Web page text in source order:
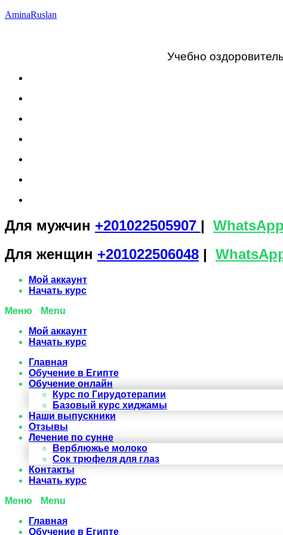
AminaRuslan
Учебно
Для мужчин +201022505907 |
Для женщин +201022506048 |
Мой аккаунт
Начать курс
Menu
Мой аккаунт
Начать курс
Главная
Обучение в Египте
Обучение онлайн
Курс по Гирудотерапии
Базовый курс хиджамы
Наши выпускники
Отзывы
Лечение по сунне
Верблюжье молоко
Сок трюфеля для глаз
Контакты
Начать курс
Menu
Главная
Обучение в Египте